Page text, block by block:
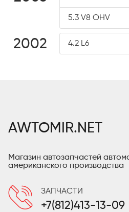
5.3 V8 OHV
2002 4.2 L6
AWTOMIR.NET
Магазин автозапчастей
американского производства
ЗАПЧАСТИ
+7(812)413-13-09